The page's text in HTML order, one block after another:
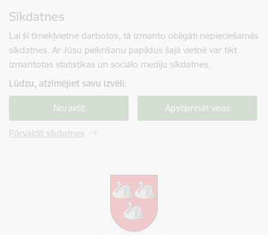
Sīkdatnes
Lai šī tīmekļvietne darbotos, tā izmanto obligāti nepieciešamās
sīkdatnes. Ar Jūsu piekrišanu papildus šajā vietnē var tikt
izmantotas statistikas un sociālo mediju sīkdatnes.
Lūdzu, atzīmējiet savu izvēli:
Noraidīt Apstiprināt visas
Pārvaldīt sīkdatnes